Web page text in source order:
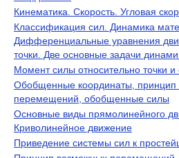
Кинематика. Скорость. Угловая
Классификация сил. Динамика
Дифференциальные уравнения
точки. Две основные задачи
Момент силы относительно точки
Обобщенные координаты, принцип
перемещений, обобщенные силы
Основные виды прямолинейного
Криволинейное движение
Приведение системы сил к